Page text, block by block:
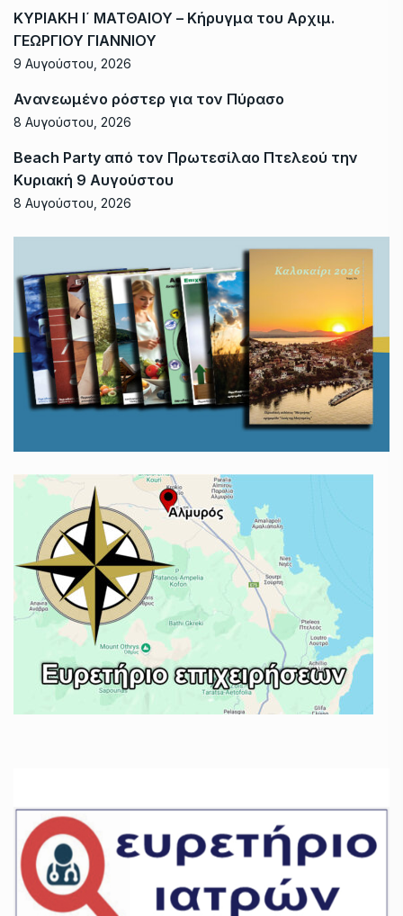
ΚΥΡΙΑΚΗ Ι΄ ΜΑΤΘΑΙΟΥ – Κήρυγμα του Αρχιμ.
ΓΕΩΡΓΙΟΥ ΓΙΑΝΝΙΟΥ
9 Αυγούστου, 2026
Ανανεωμένο ρόστερ για τον Πύρασο
8 Αυγούστου, 2026
Beach Party από τον Πρωτεσίλαο Πτελεού την
Κυριακή 9 Αυγούστου
8 Αυγούστου, 2026